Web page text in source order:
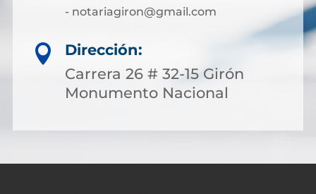
- notariagiron@gmail.com

Dirección:
Carrera 26 # 32-15 Girón
Monumento Nacional